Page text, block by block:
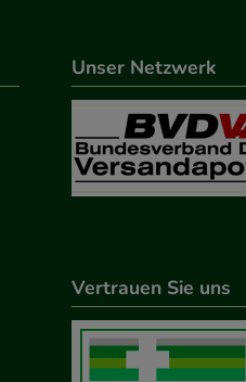
Unser Netzwerk
Vertrauen Sie uns